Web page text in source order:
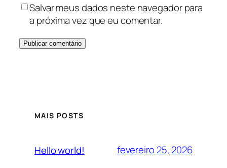
Salvar meus dados neste navegador para
a próxima vez que eu comentar.
MAIS POSTS
Hello world! fevereiro 25, 2026